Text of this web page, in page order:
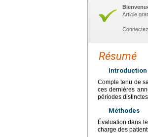
Article
Résumé
Introduction
Compte tenu de
ces dernières
périodes
Méthodes
Évaluation dans
charge des